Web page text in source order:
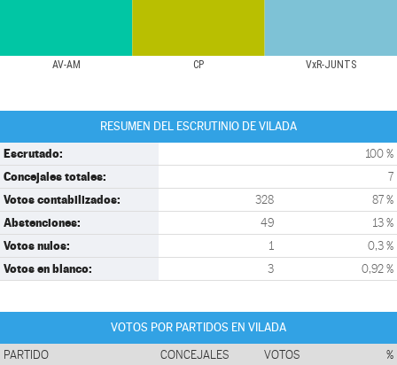
AV-AM CP VxR-JUNTS
RESUMEN DEL ESCRUTINIO DE VILADA
Escrutado: 100 %
Concejales totales: 7
Votos contabilizados: 328 87 %
Abstenciones: 49 13 %
Votos nulos: 1 0,3 %
Votos en blanco: 3 0,92 %
VOTOS POR PARTIDOS EN VILADA
PARTIDO CONCEJALES VOTOS %